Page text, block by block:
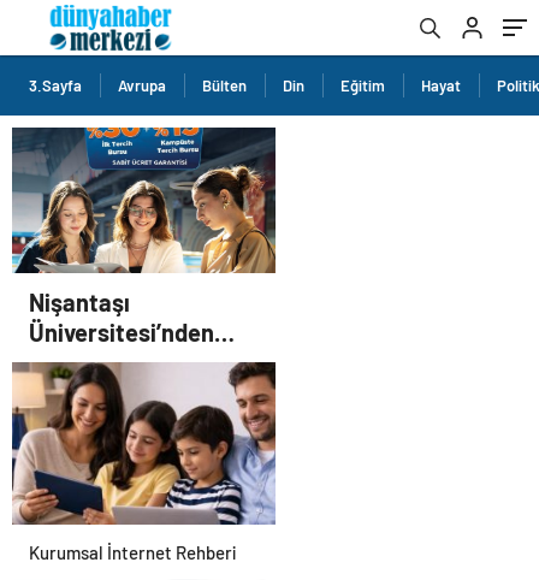
3.Sayfa Avrupa Bülten Din Eğitim Hayat
Nişantaşı
Üniversitesi’nden
2026 YKS Adaylarına
Çifte Güvence: Sabit
Ücret ve Kesintisiz
Burs
Kurumsal İnternet Rehberi